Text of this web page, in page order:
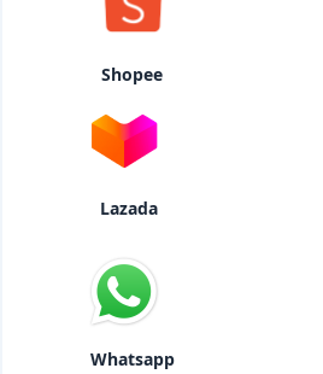
Shopee
Lazada
Whatsapp